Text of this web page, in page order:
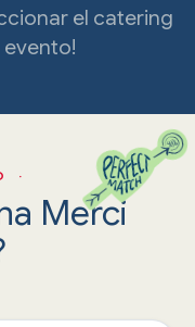
el catering
·
Merci